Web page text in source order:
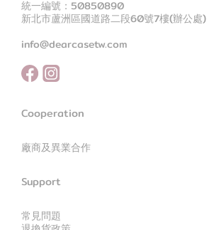
統一編號：50850890
新北市蘆洲區國道路二段60號7樓(辦公處)
info@dearcasetw.com
Cooperation
廠商及異業合作
Support
常見問題